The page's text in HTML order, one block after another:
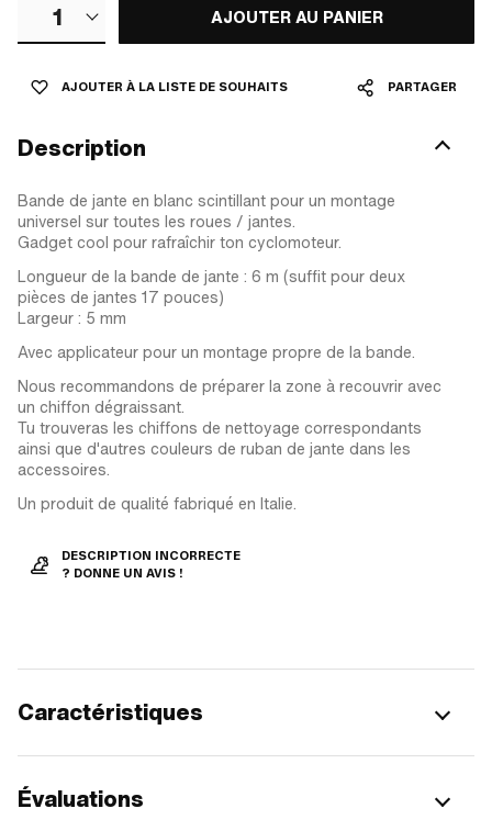
1 AJOUTER AU PANIER
AJOUTER À LA LISTE DE SOUHAITS PARTAGER
Description
Bande de jante en blanc scintillant pour un montage
universel sur toutes les roues / jantes.
Gadget cool pour rafraîchir ton cyclomoteur.
Longueur de la bande de jante : 6 m (suffit pour deux
pièces de jantes 17 pouces)
Largeur : 5 mm
Avec applicateur pour un montage propre de la bande.
Nous recommandons de préparer la zone à recouvrir avec
un chiffon dégraissant.
Tu trouveras les chiffons de nettoyage correspondants
ainsi que d'autres couleurs de ruban de jante dans les
accessoires.
Un produit de qualité fabriqué en Italie.
DESCRIPTION INCORRECTE
? DONNE UN AVIS !
Caractéristiques
Évaluations